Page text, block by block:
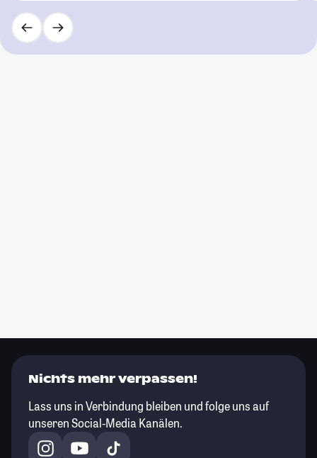
Nichts mehr verpassen!
Lass uns in Verbindung bleiben und folge uns auf
unseren Social-Media Kanälen.